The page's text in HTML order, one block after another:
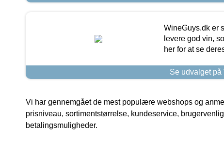
WineGuys.dk er
levere god vin,
her for at se
Se udvalget på
Vi har gennemgået de mest populære webshops og
prisniveau, sortimentstørrelse, kundeservice,
betalingsmuligheder.